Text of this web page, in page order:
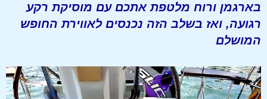
בארגמן ורוח מלטפת אתכם עם מוסיקת רקע
רגועה, ואז בשלב הזה נכנסים לאווירת החופש
המושלם